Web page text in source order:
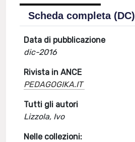
Scheda completa (DC)
Data di pubblicazione
dic-2016
Rivista in ANCE
PEDAGOGIKA.IT
Tutti gli autori
Lizzola, Ivo
Nelle collezioni: